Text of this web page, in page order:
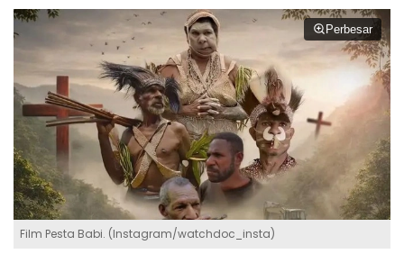
Perbesar
Film Pesta Babi. (Instagram/watchdoc_insta)